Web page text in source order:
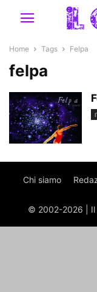
Home Tags Felpa
felpa
Chi siamo
© 2002-2026 | Il